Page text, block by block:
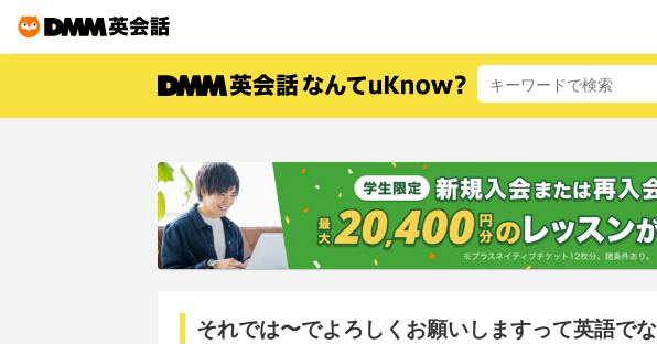
それでは〜でよろしくお願いしますって英語で